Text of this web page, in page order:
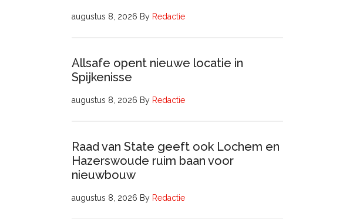
augustus 8, 2026 By Redactie
Allsafe opent nieuwe locatie in
Spijkenisse
augustus 8, 2026 By Redactie
Raad van State geeft ook Lochem en
Hazerswoude ruim baan voor
nieuwbouw
augustus 8, 2026 By Redactie